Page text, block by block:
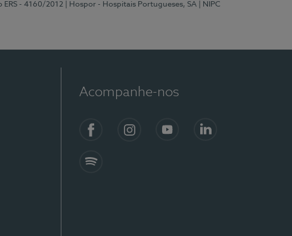
ERS - 4160/2012 | Hospor - Hospitais Portugueses, SA
| NIPC
Acompanhe-nos